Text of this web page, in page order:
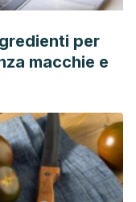
física.
Jersey. Rutgers
lawn-
per
macchie e